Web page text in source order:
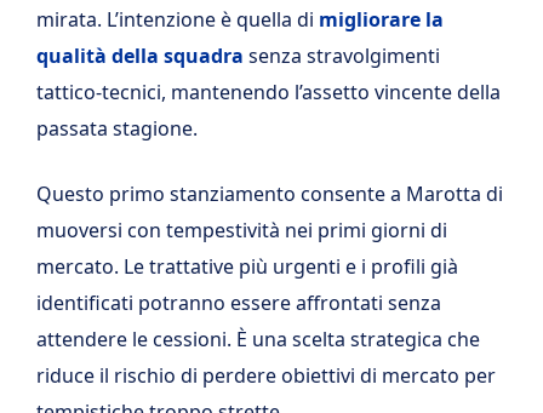
mirata. L’intenzione è quella di migliorare la
qualità della squadra senza stravolgimenti
tattico-tecnici, mantenendo l’assetto vincente della
passata stagione.
Questo primo stanziamento consente a Marotta di
muoversi con tempestività nei primi giorni di
mercato. Le trattative più urgenti e i profili già
identificati potranno essere affrontati senza
attendere le cessioni. È una scelta strategica che
riduce il rischio di perdere obiettivi di mercato per